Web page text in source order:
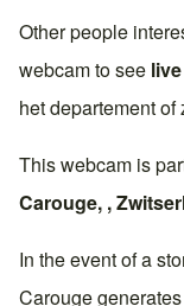
Other people
webcam to see
het departement
This webcam is
Carouge, ,
In the event of a
Carouge